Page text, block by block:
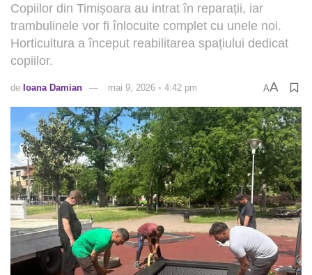
Copiilor din Timișoara au intrat în reparații, iar
trambulinele vor fi înlocuite complet cu unele noi.
Horticultura a început reabilitarea spațiului dedicat
copiilor.
de Ioana Damian mai 9, 2026 ◦ 4:42 pm AA